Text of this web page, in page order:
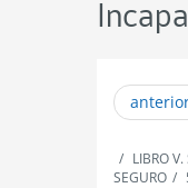
LIBRO
SEGURO